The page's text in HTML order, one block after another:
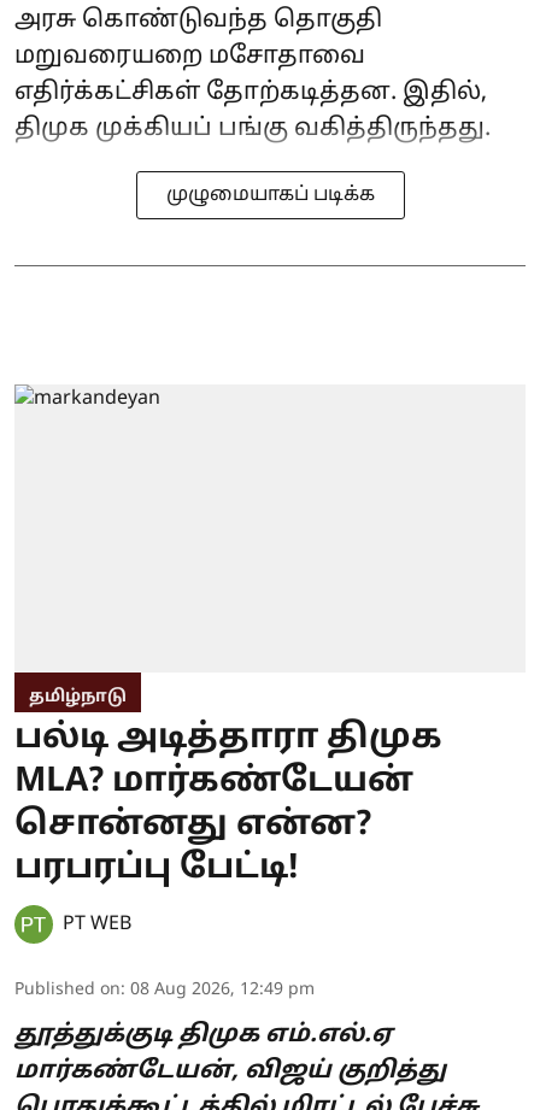
அரசு கொண்டுவந்த தொகுதி
மறுவரையறை மசோதாவை
எதிர்க்கட்சிகள் தோற்கடித்தன. இதில்,
திமுக முக்கியப் பங்கு வகித்திருந்தது.
முழுமையாகப் படிக்க
தமிழ்நாடு
பல்டி அடித்தாரா திமுக
MLA? மார்கண்டேயன்
சொன்னது என்ன?
பரபரப்பு பேட்டி!
PT WEB
Published on: 08 Aug 2026, 12:49 pm
தூத்துக்குடி திமுக எம்.எல்.ஏ
மார்கண்டேயன், விஜய் குறித்து